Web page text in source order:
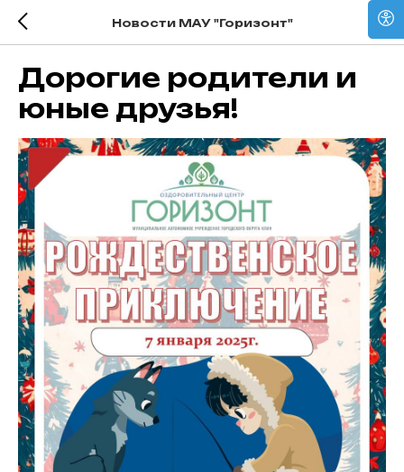
Новости МАУ "Горизонт"
Дорогие родители и
юные друзья!